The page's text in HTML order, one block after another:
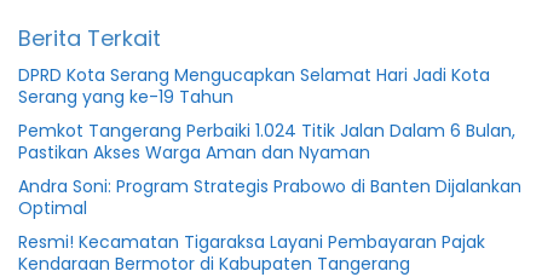
Berita Terkait
DPRD Kota Serang Mengucapkan Selamat Hari Jadi Kota
Serang yang ke-19 Tahun
Pemkot Tangerang Perbaiki 1.024 Titik Jalan Dalam 6 Bulan,
Pastikan Akses Warga Aman dan Nyaman
Andra Soni: Program Strategis Prabowo di Banten Dijalankan
Optimal
Resmi! Kecamatan Tigaraksa Layani Pembayaran Pajak
Kendaraan Bermotor di Kabupaten Tangerang